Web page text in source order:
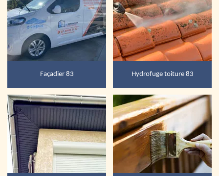
Façadier 83 Hydrofuge toiture 83